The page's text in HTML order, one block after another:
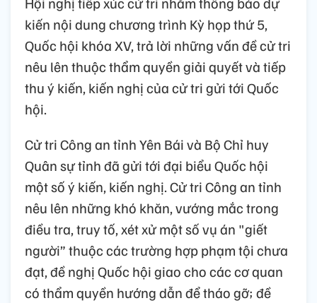
kiến nội dung chương trình Kỳ họp thứ 5,
Quốc hội khóa XV, trả lời những vấn đề cử tri
nêu lên thuộc thẩm quyền giải quyết và tiếp
thu ý kiến, kiến nghị của cử tri gửi tới Quốc
hội.
Cử tri Công an tỉnh Yên Bái và Bộ Chỉ huy
Quân sự tỉnh đã gửi tới đại biểu Quốc hội
một số ý kiến, kiến nghị. Cử tri Công an tỉnh
nêu lên những khó khăn, vướng mắc trong
điều tra, truy tố, xét xử một số vụ án "giết
người” thuộc các trường hợp phạm tội chưa
đạt, đề nghị Quốc hội giao cho các cơ quan
có thẩm quyền hướng dẫn để tháo gỡ; đề